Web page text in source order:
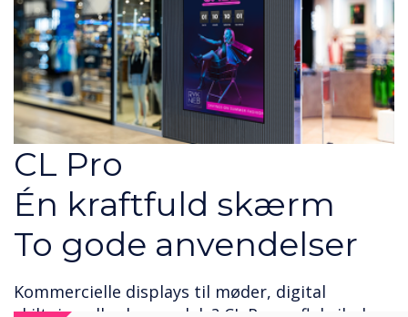
skærm
møder, digital
CL Pro Extra
24/7 digital
vores 24/6